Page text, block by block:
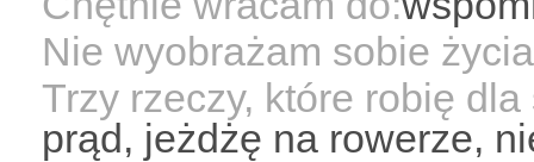
Nie wyobrażam sobie
Trzy rzeczy, które robię
prąd, jeżdżę na rowerze,